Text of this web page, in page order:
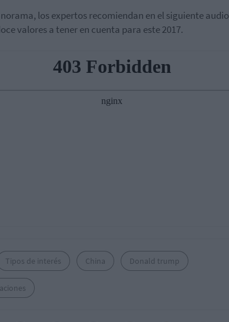
los expertos recomiendan en el siguiente audio
valores a tener en cuenta para este 2017.
Tipos de interés China Donald trump